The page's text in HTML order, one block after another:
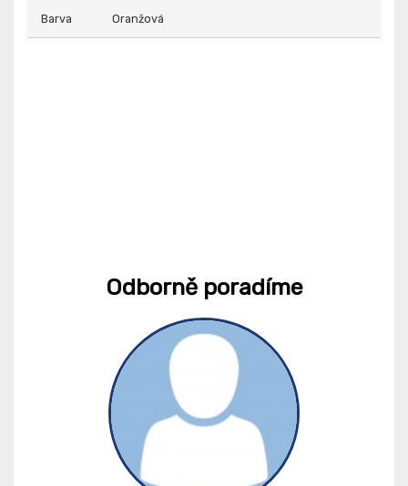
Barva Oranžová
Odborně poradíme